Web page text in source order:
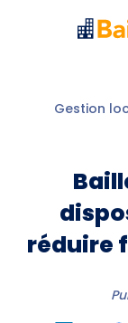
Gestion
réduire